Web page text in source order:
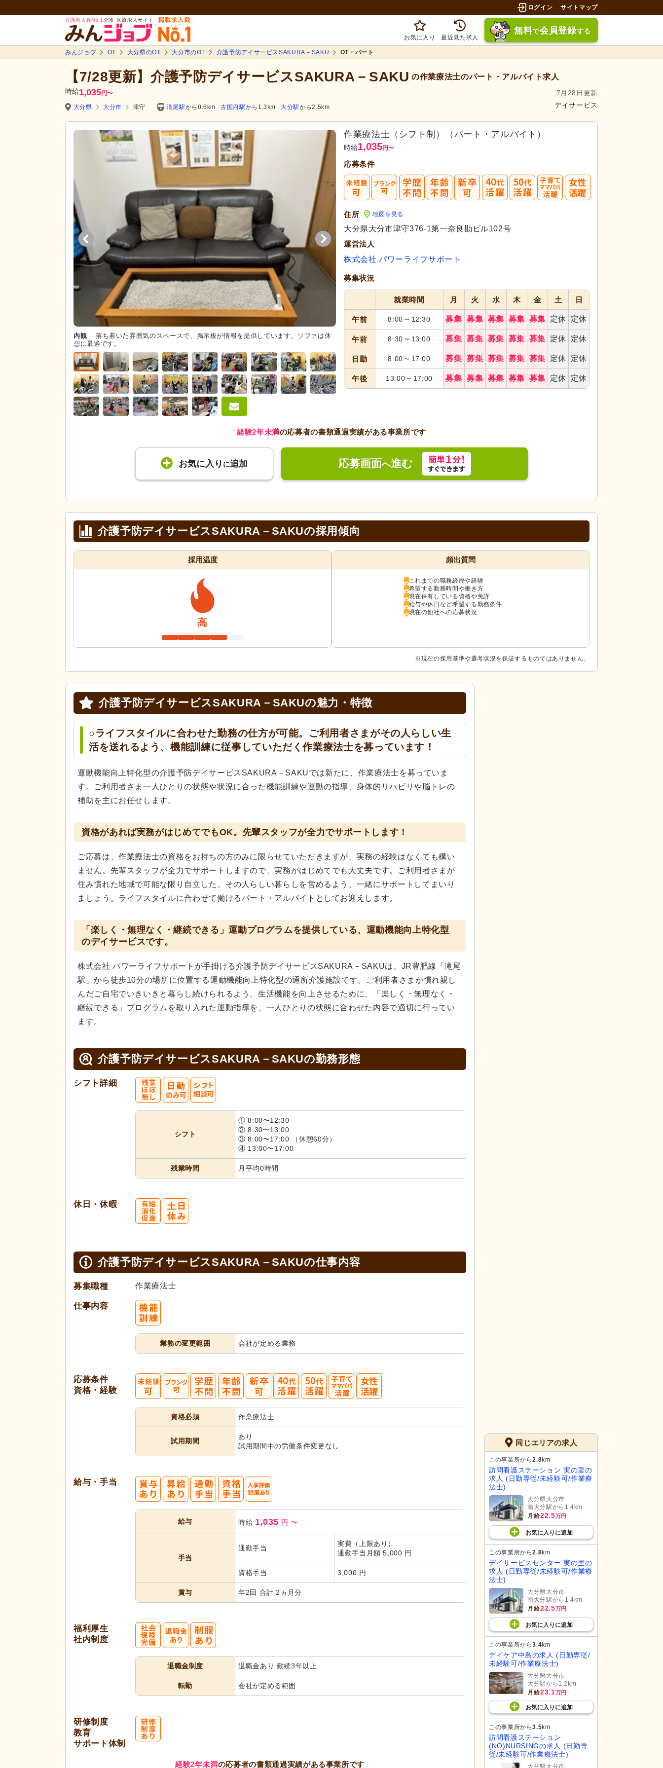
ログイン サイトマップ
介護求人数No.1 介護･医療求人サイト
お気に入り 最近見た求人
無料で会員登録する
みんジョブ OT 大分県のOT 大分市のOT 介護予防デイサービスSAKURA－SAKU OT・パート
【7/28更新】介護予防デイサービスSAKURA－SAKU の作業療法士のパート・アルバイト求人
時給1,035円〜
7月28日更新
デイサービス
大分県 大分市 津守 滝尾駅から0.6km 古国府駅から1.3km 大分駅から2.5km
内観
落ち着いた雰囲気のスペースで、掲示板が情報を提供しています。ソファは休
憩に最適です。
トイレ シンプルで清潔感のあるトイレです。快適にご利用いただけます。
作業療法士（シフト制）（パート・アルバイト）
時給1,035円〜
応募条件
住所 地図を見る
大分県大分市津守376-1第一奈良勘ビル102号
運営法人
株式会社 パワーライフサポート
募集状況
就業時間 月 火 水 木 金 土 日
午前 8:00 ～ 12:30 募集 募集 募集 募集 募集 定休 定休
午前 8:30 ～ 13:00 募集 募集 募集 募集 募集 定休 定休
日勤 8:00 ～ 17:00 募集 募集 募集 募集 募集 定休 定休
午後 13:00～ 17:00 募集 募集 募集 募集 募集 定休 定休
経験2年未満の応募者の書類通過実績がある事業所です
お気に入り に追加 応募画面へ進む
介護予防デイサービスSAKURA－SAKUの採用傾向
採用温度
高
頻出質問
これまでの職務経歴や経験
希望する勤務時間や働き方
現在保有している資格や免許
給与や休日など希望する勤務条件
現在の他社への応募状況
※現在の採用基準や選考状況を保証するものではありません。
介護予防デイサービスSAKURA－SAKUの魅力・特徴
○ライフスタイルに合わせた勤務の仕方が可能。ご利用者さまがその人らしい生
活を送れるよう、機能訓練に従事していただく作業療法士を募っています！
運動機能向上特化型の介護予防デイサービスSAKURA－SAKUでは新たに、作業療法士を募っていま
す。ご利用者さま一人ひとりの状態や状況に合った機能訓練や運動の指導、身体的リハビリや脳トレの
補助を主にお任せします。
資格があれば実務がはじめてでもOK。先輩スタッフが全力でサポートします！
ご応募は、作業療法士の資格をお持ちの方のみに限らせていただきますが、実務の経験はなくても構い
ません。先輩スタッフが全力でサポートしますので、実務がはじめてでも大丈夫です。ご利用者さまが
住み慣れた地域で可能な限り自立した、その人らしい暮らしを営めるよう、一緒にサポートしてまいり
ましょう。ライフスタイルに合わせて働けるパート・アルバイトとしてお迎えします。
「楽しく・無理なく・継続できる」運動プログラムを提供している、運動機能向上特化型
のデイサービスです。
株式会社 パワーライフサポートが手掛ける介護予防デイサービスSAKURA－SAKUは、JR豊肥線「滝尾
駅」から徒歩10分の場所に位置する運動機能向上特化型の通所介護施設です。ご利用者さまが慣れ親し
んだご自宅でいきいきと暮らし続けられるよう、生活機能を向上させるために、「楽しく・無理なく・
継続できる」プログラムを取り入れた運動指導を、一人ひとりの状態に合わせた内容で適切に行ってい
ます。
介護予防デイサービスSAKURA－SAKUの勤務形態
シフト詳細
シフト
① 8:00〜12:30
② 8:30〜13:00
③ 8:00〜17:00 （休憩60分）
④ 13:00〜17:00
残業時間 月平均0時間
休日・休暇
介護予防デイサービスSAKURA－SAKUの仕事内容
募集職種 作業療法士
仕事内容
業務の変更範囲 会社が定める業務
応募条件
資格・経験
資格必須 作業療法士
試用期間
あり
試用期間中の労働条件変更なし
給与・手当
給与 時給 1,035 円 〜
手当
通勤手当
実費（上限あり）
通勤手当月額 5,000 円
資格手当 3,000 円
賞与 年2回 合計 2ヵ月分
福利厚生
社内制度
退職金制度 退職金あり 勤続3年以上
転勤 会社が定める範囲
研修制度
教育
サポート体制
経験2年未満の応募者の書類通過実績がある事業所です
同じエリアの求人
この事業所から2.8km
訪問看護ステーション 実の里の
求人 (日勤専従/未経験可/作業療
法士)
大分県大分市
南大分駅から1.4km
月給22.5万円
お気に入り に追加
この事業所から2.8km
デイサービスセンター 実の里の
求人 (日勤専従/未経験可/作業療
法士)
大分県大分市
南大分駅から1.4km
月給22.5万円
お気に入り に追加
この事業所から3.4km
デイケア中島の求人 (日勤専従/
未経験可/作業療法士)
大分県大分市
大分駅から1.2km
月給23.1万円
お気に入り に追加
この事業所から3.5km
訪問看護ステーション
(NO)NURSINGの求人 (日勤専
従/未経験可/作業療法士)
大分県大分市